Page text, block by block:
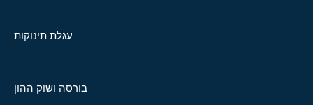
עגלת תינוקות
בורסה ושוק ההון